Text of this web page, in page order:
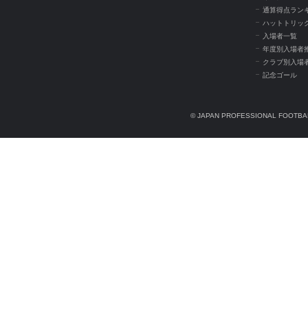
通算得点ラン
ハットトリッ
入場者一覧
年度別入場者
クラブ別入場
記念ゴール
© JAPAN PROFESSIONAL